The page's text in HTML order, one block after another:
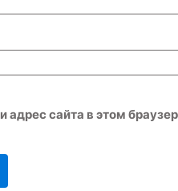
адрес сайта в этом